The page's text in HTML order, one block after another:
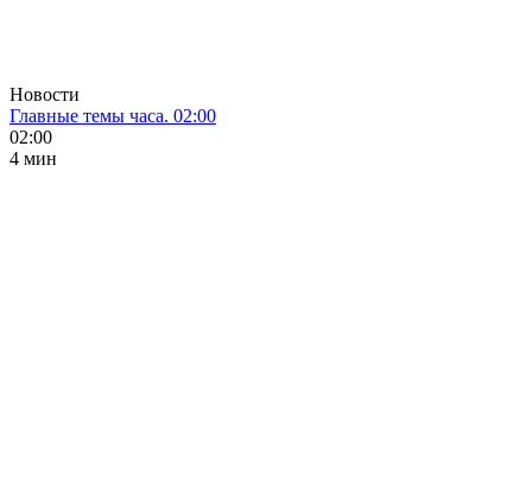
Новости
Главные темы часа. 02:00
02:00
4 мин